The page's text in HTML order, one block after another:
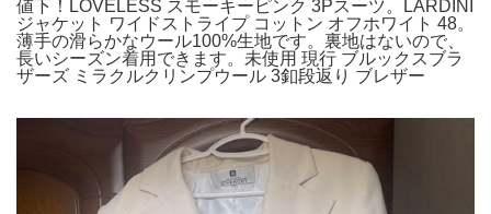
値下！LOVELESS スモーキーピンク 3Pスーツ。LARDINI
ジャケット ワイドストライプ コットン オフホワイト 48。
薄手の滑らかなウール100%生地です。裏地はないので、
長いシーズン着用できます。未使用 現行 ブルックスブラ
ザーズ ミラクルクリンプウール 3釦段返り ブレザー